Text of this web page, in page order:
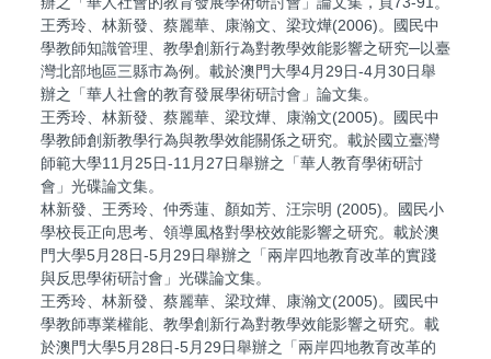
王秀玲、林新發、蔡麗華、康瀚文、梁玟燁(2006)。國民中
學教師知識管理、教學創新行為對教學效能影響之研究─以臺
灣北部地區三縣市為例。載於澳門大學4月29日-4月30日舉
辦之「華人社會的教育發展學術研討會」論文集。
王秀玲、林新發、蔡麗華、梁玟燁、康瀚文(2005)。國民中
學教師創新教學行為與教學效能關係之研究。載於國立臺灣
師範大學11月25日-11月27日舉辦之「華人教育學術研討
會」光碟論文集。
林新發、王秀玲、仲秀蓮、顏如芳、汪宗明 (2005)。國民小
學校長正向思考、領導風格對學校效能影響之研究。載於澳
門大學5月28日-5月29日舉辦之「兩岸四地教育改革的實踐
與反思學術研討會」光碟論文集。
王秀玲、林新發、蔡麗華、梁玟燁、康瀚文(2005)。國民中
學教師專業權能、教學創新行為對教學效能影響之研究。載
於澳門大學5月28日-5月29日舉辦之「兩岸四地教育改革的